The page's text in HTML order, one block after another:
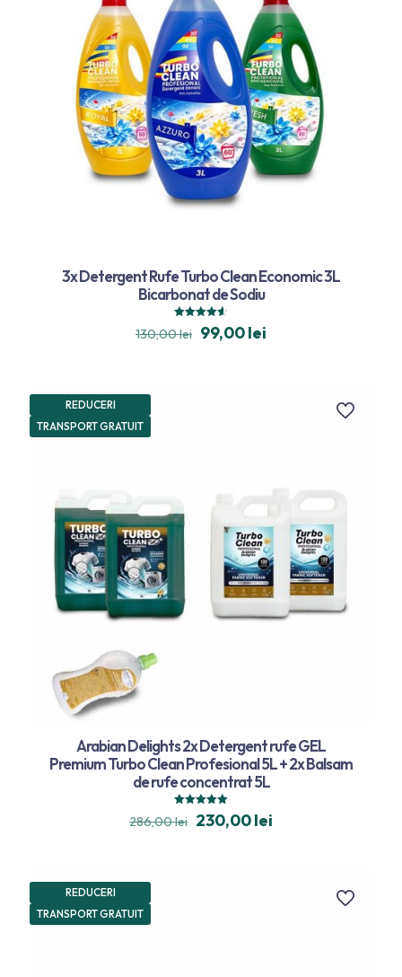
3x Detergent Rufe Turbo Clean Economic 3L
Bicarbonat de Sodiu
Evaluat la
4.59
130,00lei 99,00lei
REDUCERI
TRANSPORT GRATUIT
Arabian Delights 2x Detergent rufe GEL
Premium Turbo Clean Profesional 5L + 2x Balsam
de rufe concentrat 5L
Evaluat la
5.00
286,00lei 230,00lei
REDUCERI
TRANSPORT GRATUIT